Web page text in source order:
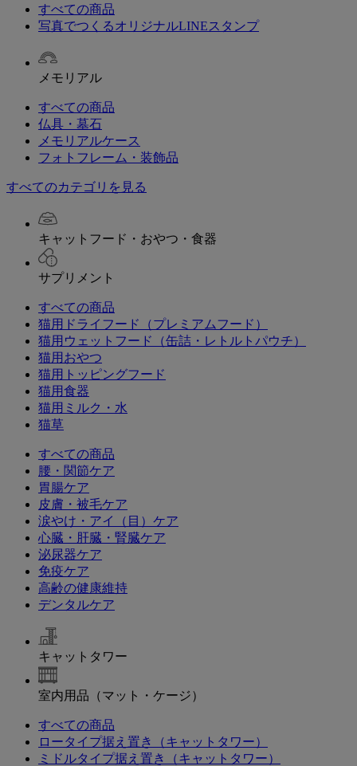
すべての商品
写真でつくるオリジナルLINEスタンプ
メモリアル
すべての商品
仏具・墓石
メモリアルケース
フォトフレーム・装飾品
すべてのカテゴリを見る
キャットフード・おやつ・食器
サプリメント
すべての商品
猫用ドライフード（プレミアムフード）
猫用ウェットフード（缶詰・レトルトパウチ）
猫用おやつ
猫用トッピングフード
猫用食器
猫用ミルク・水
猫草
すべての商品
腰・関節ケア
胃腸ケア
皮膚・被毛ケア
涙やけ・アイ（目）ケア
心臓・肝臓・腎臓ケア
泌尿器ケア
免疫ケア
高齢の健康維持
デンタルケア
キャットタワー
室内用品（マット・ケージ）
すべての商品
ロータイプ据え置き（キャットタワー）
ミドルタイプ据え置き（キャットタワー）